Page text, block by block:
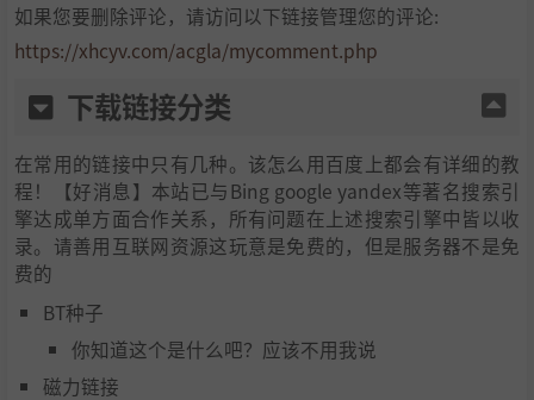
如果您要删除评论，请访问以下链接管理您的评论:
https://xhcyv.com/acgla/mycomment.php
下载链接分类
在常用的链接中只有几种。该怎么用百度上都会有详细的教
程！【好消息】本站已与Bing google yandex等著名搜索引
擎达成单方面合作关系，所有问题在上述搜索引擎中皆以收
录。请善用互联网资源这玩意是免费的，但是服务器不是免
费的
BT种子
你知道这个是什么吧？应该不用我说
磁力链接